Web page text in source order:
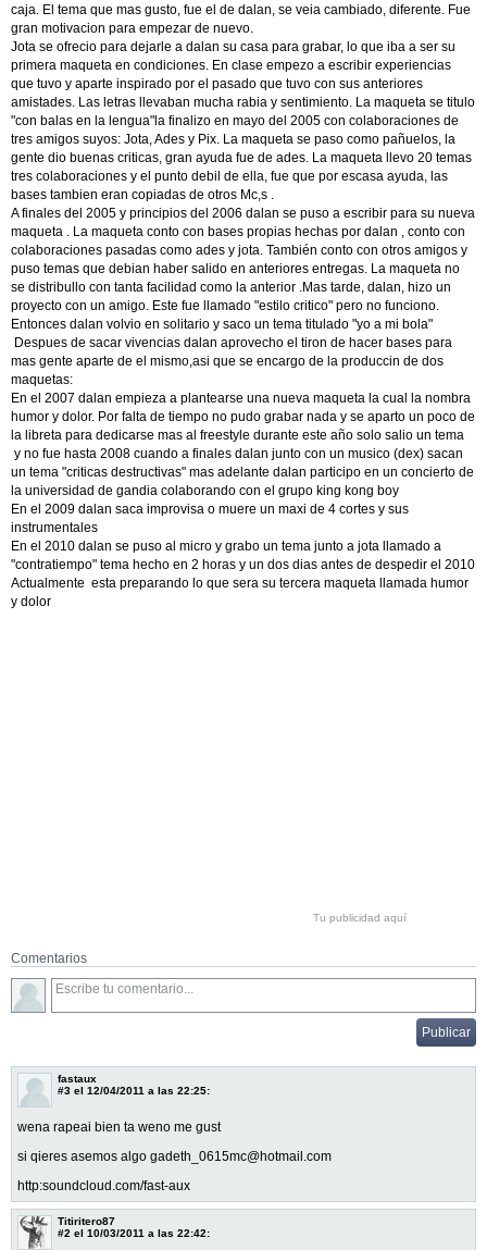
caja. El tema que mas gusto, fue el de dalan, se veia cambiado, diferente. Fue
gran motivacion para empezar de nuevo.
Jota se ofrecio para dejarle a dalan su casa para grabar, lo que iba a ser su
primera maqueta en condiciones. En clase empezo a escribir experiencias
que tuvo y aparte inspirado por el pasado que tuvo con sus anteriores
amistades. Las letras llevaban mucha rabia y sentimiento. La maqueta se titulo
"con balas en la lengua"la finalizo en mayo del 2005 con colaboraciones de
tres amigos suyos: Jota, Ades y Pix. La maqueta se paso como pañuelos, la
gente dio buenas criticas, gran ayuda fue de ades. La maqueta llevo 20 temas
tres colaboraciones y el punto debil de ella, fue que por escasa ayuda, las
bases tambien eran copiadas de otros Mc,s .
A finales del 2005 y principios del 2006 dalan se puso a escribir para su nueva
maqueta . La maqueta conto con bases propias hechas por dalan , conto con
colaboraciones pasadas como ades y jota. También conto con otros amigos y
puso temas que debian haber salido en anteriores entregas. La maqueta no
se distribullo con tanta facilidad como la anterior .Mas tarde, dalan, hizo un
proyecto con un amigo. Este fue llamado "estilo critico" pero no funciono.
Entonces dalan volvio en solitario y saco un tema titulado "yo a mi bola"
Despues de sacar vivencias dalan aprovecho el tiron de hacer bases para
mas gente aparte de el mismo,asi que se encargo de la produccin de dos
maquetas:
En el 2007 dalan empieza a plantearse una nueva maqueta la cual la nombra
humor y dolor. Por falta de tiempo no pudo grabar nada y se aparto un poco de
la libreta para dedicarse mas al freestyle durante este año solo salio un tema
y no fue hasta 2008 cuando a finales dalan junto con un musico (dex) sacan
un tema "criticas destructivas" mas adelante dalan participo en un concierto de
la universidad de gandia colaborando con el grupo king kong boy
En el 2009 dalan saca improvisa o muere un maxi de 4 cortes y sus
instrumentales
En el 2010 dalan se puso al micro y grabo un tema junto a jota llamado a
"contratiempo" tema hecho en 2 horas y un dos dias antes de despedir el 2010
Actualmente esta preparando lo que sera su tercera maqueta llamada humor
y dolor
Tu publicidad aquí
Comentarios
fastaux
#3 el 12/04/2011 a las 22:25:
wena rapeai bien ta weno me gust
si qieres asemos algo gadeth_0615mc@hotmail.com
http:soundcloud.com/fast-aux
Titiritero87
#2 el 10/03/2011 a las 22:42: